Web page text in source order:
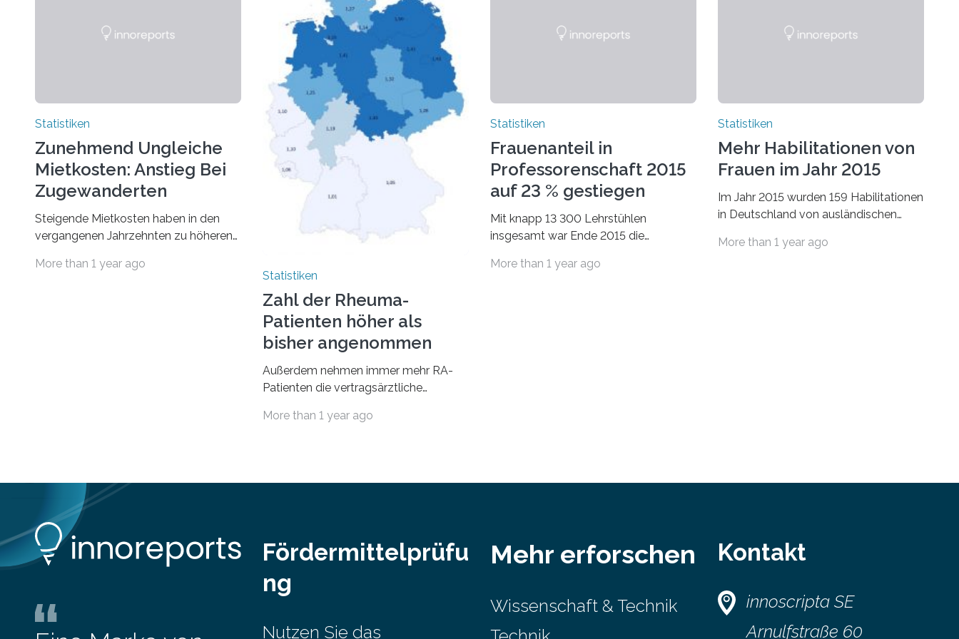
Statistiken
Zunehmend Ungleiche
Mietkosten: Anstieg Bei
Zugewanderten
Steigende Mietkosten haben in den
vergangenen Jahrzehnten zu höheren
geführt. In einer aktuellen Studie hat
moderaten Anstieg des Mietanteils am
Gesamteinkommen hinnehmen
mussten, nahm die Belastung bei
Menschen mit…
More than 1 year ago
Statistiken
Zahl der Rheuma-
Patienten höher als
bisher angenommen
Außerdem nehmen immer mehr RA-
Patienten die vertragsärztliche
Jahr 2009 nur etwa 526.000 (526.211)
More than 1 year ago
Statistiken
Frauenanteil in
Professorenschaft 2015
auf 23 % gestiegen
Mit knapp 13 300 Lehrstühlen
insgesamt war Ende 2015 die
und Sozialwissenschaften bei
More than 1 year ago
Statistiken
Mehr Habilitationen von
Frauen im Jahr 2015
Im Jahr 2015 wurden 159 Habilitationen
in Deutschland von ausländischen
Wissenschaftlern erfolgreich beendet.
More than 1 year ago
Fördermittelprüfu
ng
Nutzen Sie das
Mehr erforschen
Wissenschaft & Technik
Kontakt
innoscripta SE
Arnulfstraße 60